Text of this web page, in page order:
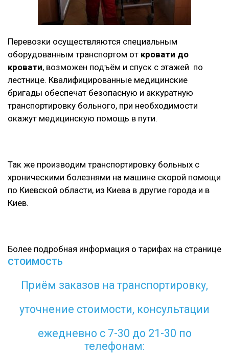
Перевозки осуществляются специальным
оборудованным транспортом от кровати до
кровати, возможен подъём и спуск с этажей по
лестнице. Квалифицированные медицинские
бригады обеспечат безопасную и аккуратную
транспортировку больного, при необходимости
окажут медицинскую помощь в пути.
Так же производим транспортировку больных с
хроническими болезнями на машине скорой помощи
по Киевской области, из Киева в другие города и в
Киев.
Более подробная информация о тарифах на странице
СТОИМОСТЬ
Приём заказов на транспортировку,
уточнение стоимости, консультации
ежедневно с 7-30 до 21-30 по
телефонам: